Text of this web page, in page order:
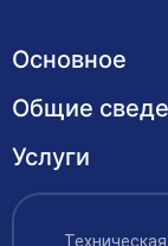
Основное
Курсы
Лицензия
Обучающимся
Общие
Основные
Структура и
организацией
Услуги